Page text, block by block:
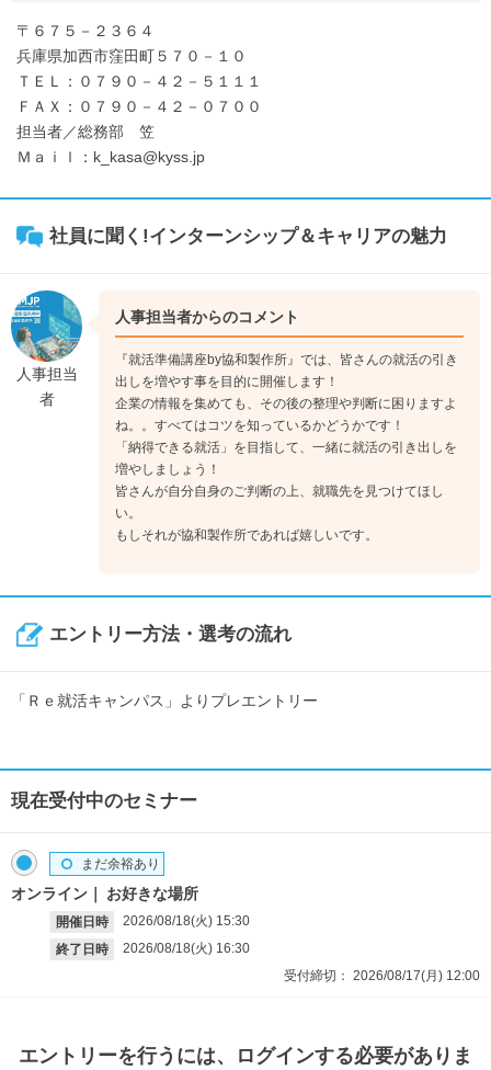
〒６７５－２３６４
兵庫県加西市窪田町５７０－１０
ＴＥＬ：０７９０－４２－５１１１
ＦＡＸ：０７９０－４２－０７００
担当者／総務部 笠
Ｍａｉｌ：k_kasa@kyss.jp
社員に聞く!インターンシップ＆キャリアの魅力
人事担当
者
人事担当者からのコメント
『就活準備講座by協和製作所』では、皆さんの就活の引き
出しを増やす事を目的に開催します！
企業の情報を集めても、その後の整理や判断に困りますよ
ね。。すべてはコツを知っているかどうかです！
「納得できる就活」を目指して、一緒に就活の引き出しを
増やしましょう！
皆さんが自分自身のご判断の上、就職先を見つけてほし
い。
もしそれが協和製作所であれば嬉しいです。
エントリー方法・選考の流れ
「Ｒｅ就活キャンパス」よりプレエントリー
現在受付中のセミナー
オンライン お好きな場所
開催日時 2026/08/18(火) 15:30
終了日時
2026/08/18(火) 16:30
まだ余裕あり
受付締切： 2026/08/17(月) 12:00
エントリーを行うには、ログインする必要がありま